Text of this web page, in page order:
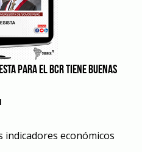
PARA EL BCR TIENE BUENAS